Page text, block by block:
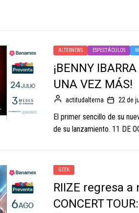
ALTERNEWS ESPECTÁCULOS
¡BENNY
UNA VEZ MÁS!
actitudalterna 22 de
El primer sencillo de su
de su lanzamiento. 11 DE
GEEK
RIIZE regresa
CONCERT